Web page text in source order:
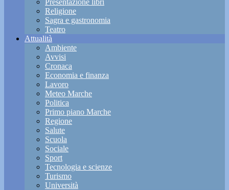
Presentazione libri
Religione
Sagra e gastronomia
Teatro
Attualità
Ambiente
Avvisi
Cronaca
Economia e finanza
Lavoro
Meteo Marche
Politica
Primo piano Marche
Regione
Salute
Scuola
Sociale
Sport
Tecnologia e scienze
Turismo
Università